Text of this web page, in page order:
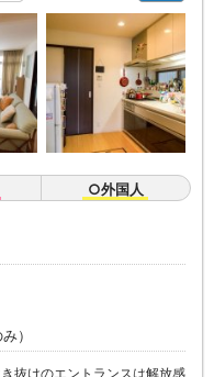
○外国人
）
抜けのエントランスは解放感